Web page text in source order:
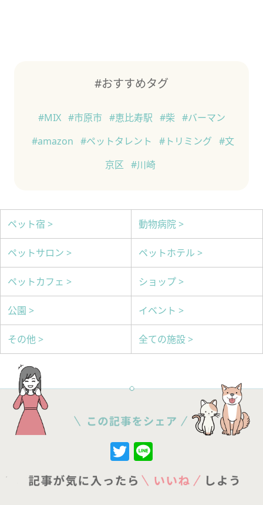
#おすすめタグ
#MIX #市原市 #恵比寿駅 #柴 #バーマン
#amazon #ペットタレント #トリミング #文
京区 #川崎
ペット宿 > 動物病院 >
ペットサロン > ペットホテル >
ペットカフェ > ショップ >
公園 > イベント >
その他 > 全ての施設 >
Twitter